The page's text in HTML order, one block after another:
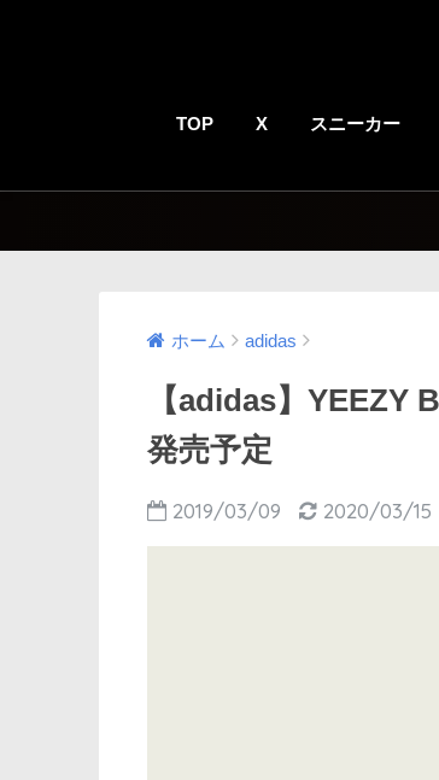
TOP X スニーカー
ホーム adidas
【adidas】YEEZY
発売予定
2019/03/09 2020/03/15